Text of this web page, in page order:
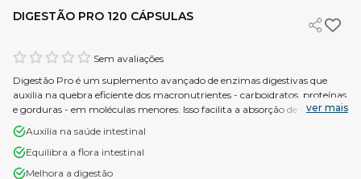
DIGESTÃO PRO 120 CÁPSULAS
Sem avaliações
Digestão Pro é um suplemento avançado de enzimas digestivas que
auxilia na quebra eficiente dos macronutrientes - carboidratos, proteínas
e gorduras - em moléculas menores. Isso facilita a absorção de vitaminas
e minerais, reduzindo a sensação de mal-estar, inchaço e queimação no
estômago, promovendo uma digestão saudável e confortável.
Problemas digestivos como inchaço, queimação no estômago,
indigestão e mal-estar após as refeições são comuns e podem afetar
ver mais
Auxilia na saúde intestinal
Equilibra a flora intestinal
Melhora a digestão